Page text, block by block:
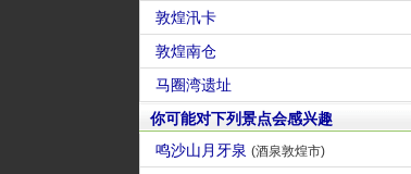
敦煌汛卡
敦煌南仓
马圈湾遗址
你可能对下列景点会感兴趣
鸣沙山月牙泉 (酒泉敦煌市)